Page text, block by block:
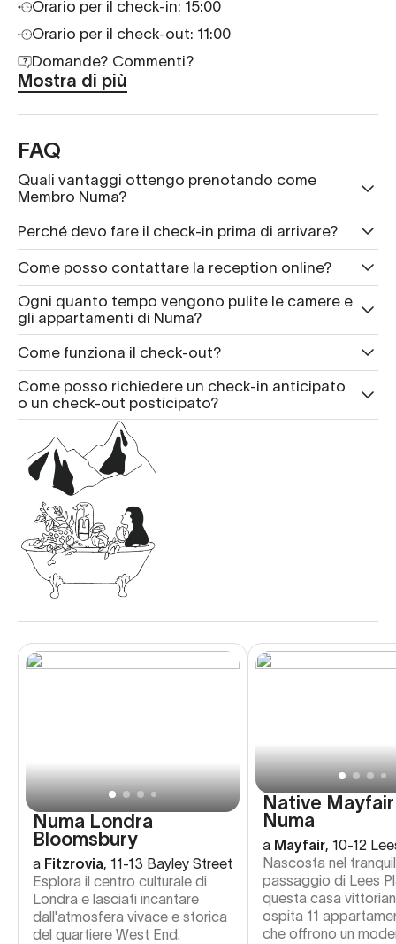
Orario per il check-in: 15:00
Orario per il check-out: 11:00
Domande? Commenti?
Mostra di più
FAQ
Quali vantaggi ottengo prenotando come
Membro Numa?
Perché devo fare il check-in prima di arrivare?
Come posso contattare la reception online?
Ogni quanto tempo vengono pulite le camere e
gli appartamenti di Numa?
Come funziona il check-out?
Come posso richiedere un check-in anticipato
o un check-out posticipato?
Numa Londra
Bloomsbury
a Fitzrovia 11-13 Bayley Street
Esplora il centro culturale di
Londra e lasciati incantare
dall'atmosfera vivace e storica
del quartiere West End.
Native
Numa
a Mayfair, 10-12
Nascosta nel
passaggio di Lees
questa casa
ospita 11
che offrono un